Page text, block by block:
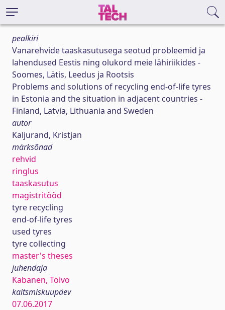
pealkiri
Vanarehvide taaskasutusega seotud probleemid ja
lahendused Eestis ning olukord meie lähiriikides -
Soomes, Lätis, Leedus ja Rootsis
Problems and solutions of recycling end-of-life tyres
in Estonia and the situation in adjacent countries -
Finland, Latvia, Lithuania and Sweden
autor
Kaljurand, Kristjan
märksõnad
rehvid
ringlus
taaskasutus
magistritööd
tyre recycling
end-of-life tyres
used tyres
tyre collecting
master's theses
juhendaja
Kabanen, Toivo
kaitsmiskuupäev
07.06.2017